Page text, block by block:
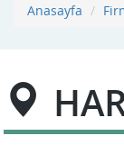
Anasayfa